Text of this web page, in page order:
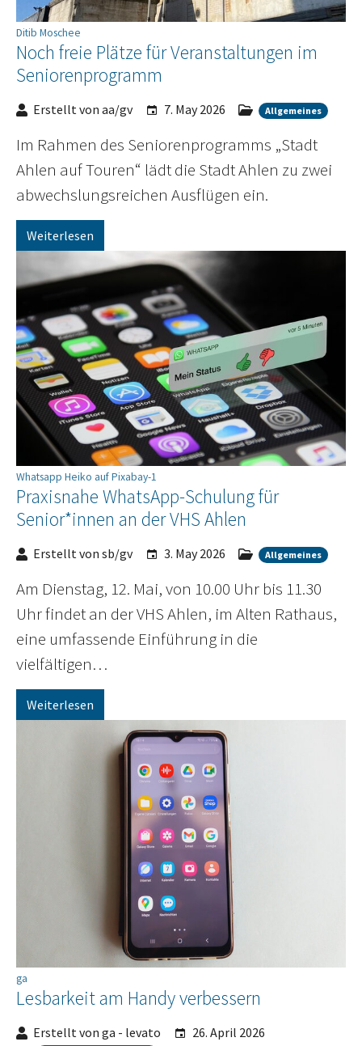
Ditib Moschee
Noch freie Plätze für Veranstaltungen im
Seniorenprogramm
Erstellt von aa/gv 7. May 2026 Allgemeines
Im Rahmen des Seniorenprogramms „Stadt
Ahlen auf Touren“ lädt die Stadt Ahlen zu zwei
abwechslungsreichen Ausflügen ein.
Weiterlesen
Whatsapp Heiko auf Pixabay-1
Praxisnahe WhatsApp-Schulung für
Senior*innen an der VHS Ahlen
Erstellt von sb/gv 3. May 2026 Allgemeines
Am Dienstag, 12. Mai, von 10.00 Uhr bis 11.30
Uhr findet an der VHS Ahlen, im Alten Rathaus,
eine umfassende Einführung in die
vielfältigen…
Weiterlesen
ga
Lesbarkeit am Handy verbessern
Erstellt von ga - levato 26. April 2026